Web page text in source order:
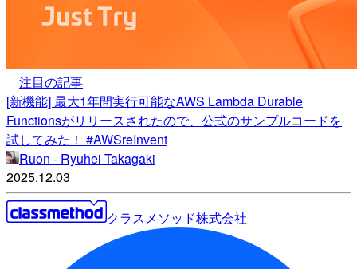
注目の記事
[新機能] 最大1年間実行可能なAWS Lambda Durable
Functionsがリリースされたので、公式のサンプルコードを
試してみた！ #AWSreInvent
Ruon - Ryuhei Takagaki
2025.12.03
クラスメソッド株式会社